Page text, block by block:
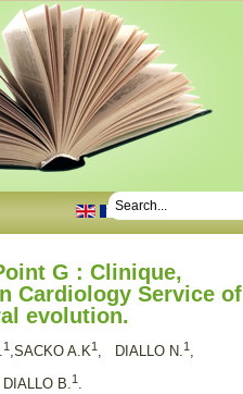
.
G : Clinique,
Cardiology Service of
evolution.
1 ,SACKO A.K1 , DIALLO N.1 ,
B.1 .